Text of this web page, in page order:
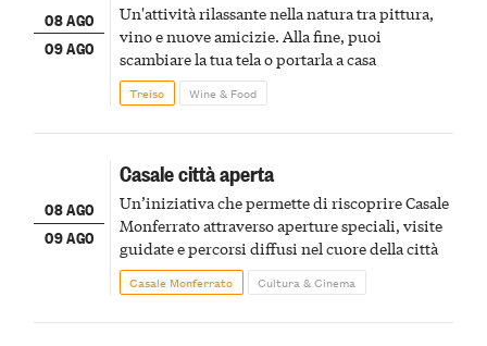
08 AGO
09 AGO
Un'attività rilassante nella natura tra pittura,
vino e nuove amicizie. Alla fine, puoi
scambiare la tua tela o portarla a casa
Treiso Wine & Food
08 AGO
09 AGO
Casale città aperta
Un’iniziativa che permette di riscoprire Casale
Monferrato attraverso aperture speciali, visite
guidate e percorsi diffusi nel cuore della città
Casale Monferrato Cultura & Cinema